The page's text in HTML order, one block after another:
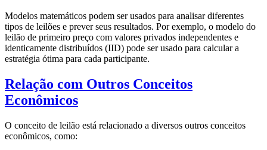
Modelos matemáticos podem ser usados para analisar diferentes
tipos de leilões e prever seus resultados. Por exemplo, o modelo do
leilão de primeiro preço com valores privados independentes e
identicamente distribuídos (IID) pode ser usado para calcular a
estratégia ótima para cada participante.
Relação com Outros Conceitos
Econômicos
O conceito de leilão está relacionado a diversos outros conceitos
econômicos, como: